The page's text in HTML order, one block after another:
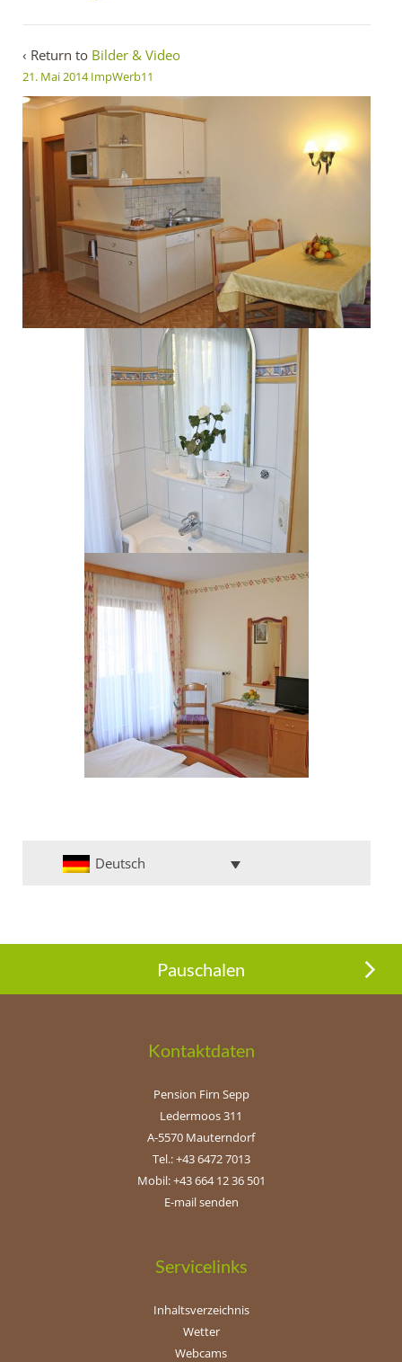
‹ Return to Bilder & Video
21. Mai 2014 ImpWerb11
Deutsch
Pauschalen
Kontaktdaten
Pension Firn Sepp
Ledermoos 311
A-5570 Mauterndorf
Tel.: +43 6472 7013
Mobil: +43 664 12 36 501
E-mail senden
Servicelinks
Inhaltsverzeichnis
Wetter
Webcams